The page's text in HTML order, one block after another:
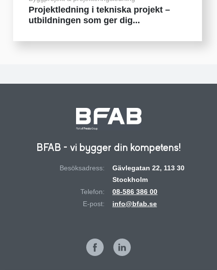
Projektledning i tekniska projekt –
utbildningen som ger dig...
BFAB - vi bygger din kompetens!
Besöksadress:
Gävlegatan 22, 113 30
Stockholm
Telefon:
08-586 386 00
E-post:
info@bfab.se